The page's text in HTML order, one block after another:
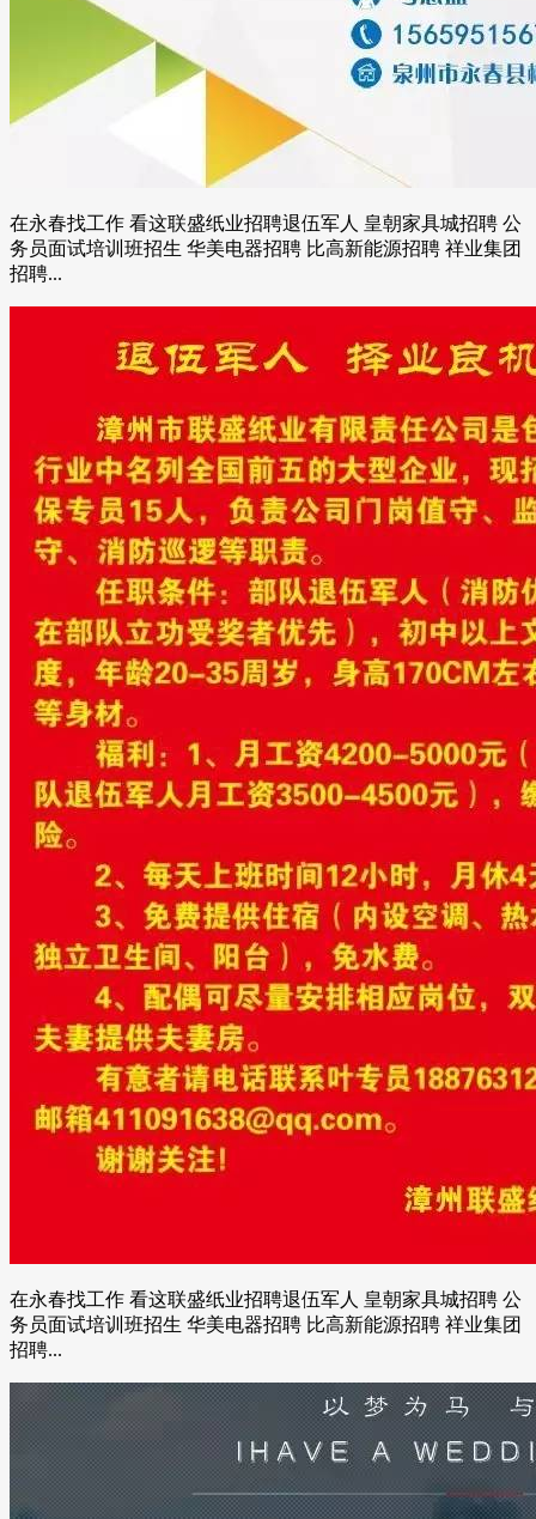
在永春找工作 看这联盛纸业招聘退伍军人 皇朝家具城招聘 公
务员面试培训班招生 华美电器招聘 比高新能源招聘 祥业集团
招聘...
在永春找工作 看这联盛纸业招聘退伍军人 皇朝家具城招聘 公
务员面试培训班招生 华美电器招聘 比高新能源招聘 祥业集团
招聘...